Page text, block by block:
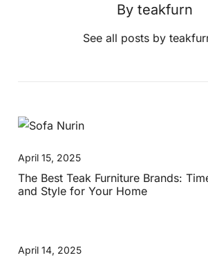
By teakfurn
See all posts by
April 15, 2025
The Best Teak Furniture Brands:
and Style for Your Home
April 14, 2025